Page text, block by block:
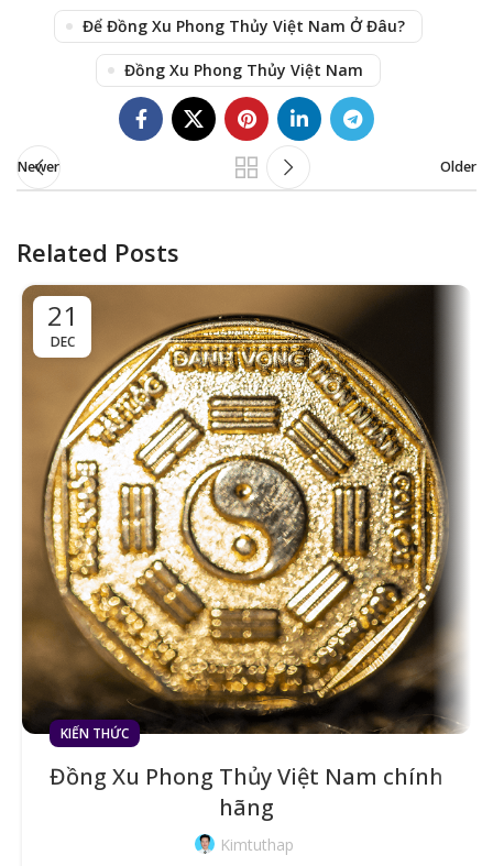
Để Đồng Xu Phong Thủy Việt Nam Ở Đâu?
Đồng Xu Phong Thủy Việt Nam
Newer Older
Related Posts
21
DEC
KIẾN THỨC
Đồng Xu Phong Thủy Việt Nam chính
hãng
Kimtuthap